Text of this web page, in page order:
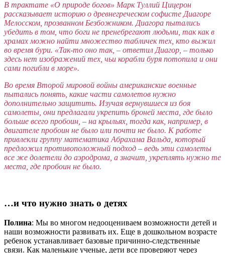
В трактате «О природе богов» Марк Туллий Цицерон
рассказывает историю о древнегреческом софисте Диагоре
Мелосском, прозванном Безбожником. Диагора пытались
убедить в том, что боги не пренебрегают людьми, так как в
храмах можно найти множество табличек тех, кто выжил
во время бури. «Так-то оно так, – ответил Диагор, – только
здесь нет изображений тех, чьи корабли буря потопила и они
сами погибли в море».
Во время Второй мировой войны американские военные
пытались понять, какие части самолетов нужно
дополнительно защитить. Изучая вернувшиеся из боя
самолеты, они предлагали укрепить броней места, где было
больше всего пробоин, – на крыльях, тогда как, например, в
двигателе пробоин не было или почти не было. К работе
привлекли группу математика Абрахама Вальда, который
предложил противоположный подход – ведь эти самолеты
все же долетели до аэродрома, а значит, укреплять нужно те
места, где пробоин не было.
…и что нужно знать о детях
Полина: Мы во многом недооцениваем возможности детей и
наши возможности развивать их. Еще в дошкольном возрасте
ребенок устанавливает базовые причинно-следственные
связи. Как маленькие ученые, дети все проверяют через